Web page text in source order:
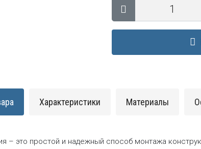
Характеристики Материалы
– это простой и надежный способ монтажа